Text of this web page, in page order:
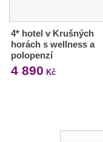
4* hotel v Krušných
horách s wellness a
polopenzí
4 890 Kč